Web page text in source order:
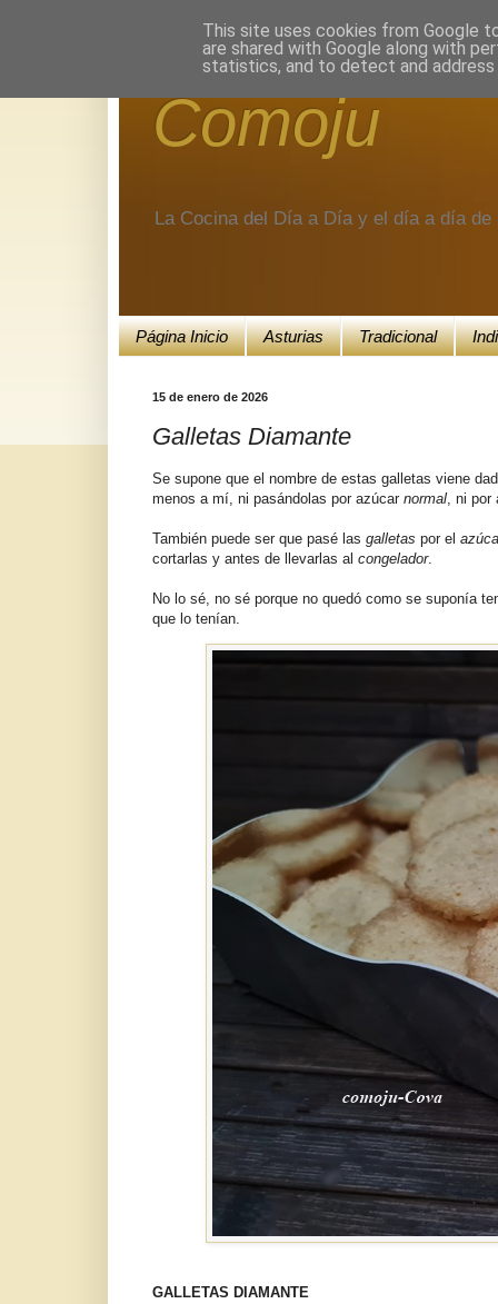
Comoju
La Cocina del Día a Día y el día a día
Página Inicio Asturias Tradicional
15 de enero de 2026
Galletas Diamante
Se supone que el nombre de estas galletas viene
menos a mí, ni pasándolas por azúcar normal , ni
También puede ser que pasé las galletas por el
cortarlas y antes de llevarlas al congelador.
No lo sé, no sé porque no quedó como se suponía
que lo tenían.
GALLETAS DIAMANTE
This site uses cookies from Google
are shared with Google along with
statistics, and to detect and address